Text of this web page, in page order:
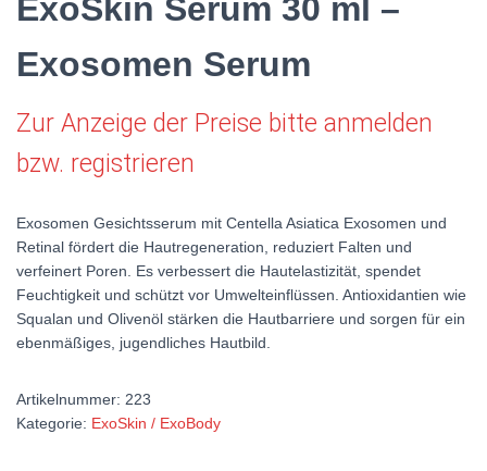
ExoSkin Serum 30 ml –
Exosomen Serum
Zur Anzeige der Preise bitte anmelden
bzw. registrieren
Exosomen Gesichtsserum mit Centella Asiatica Exosomen und
Retinal fördert die Hautregeneration, reduziert Falten und
verfeinert Poren. Es verbessert die Hautelastizität, spendet
Feuchtigkeit und schützt vor Umwelteinflüssen. Antioxidantien wie
Squalan und Olivenöl stärken die Hautbarriere und sorgen für ein
ebenmäßiges, jugendliches Hautbild.
Artikelnummer: 223
Kategorie: ExoSkin / ExoBody